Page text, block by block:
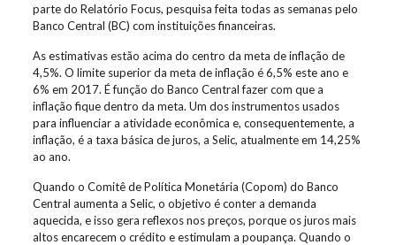
parte do Relatório Focus, pesquisa feita todas as semanas pelo
Banco Central (BC) com instituições financeiras.
As estimativas estão acima do centro da meta de inflação de
4,5%. O limite superior da meta de inflação é 6,5% este ano e
6% em 2017. É função do Banco Central fazer com que a
inflação fique dentro da meta. Um dos instrumentos usados
para influenciar a atividade econômica e, consequentemente, a
inflação, é a taxa básica de juros, a Selic, atualmente em 14,25%
ao ano.
Quando o Comitê de Política Monetária (Copom) do Banco
Central aumenta a Selic, o objetivo é conter a demanda
aquecida, e isso gera reflexos nos preços, porque os juros mais
altos encarecem o crédito e estimulam a poupança. Quando o